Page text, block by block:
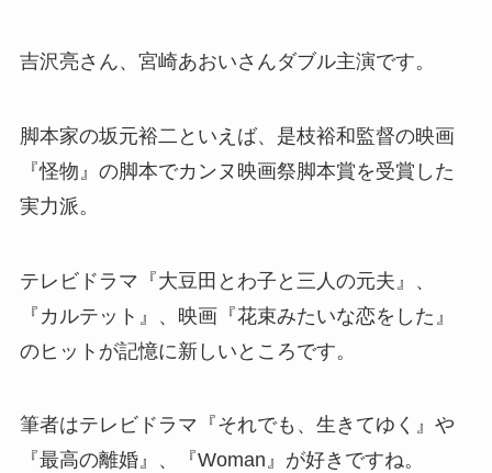
吉沢亮さん、宮崎あおいさんダブル主演です。
脚本家の坂元裕二といえば、是枝裕和監督の映画
『怪物』の脚本でカンヌ映画祭脚本賞を受賞した
実力派。
テレビドラマ『大豆田とわ子と三人の元夫』、
『カルテット』、映画『花束みたいな恋をした』
のヒットが記憶に新しいところです。
筆者はテレビドラマ『それでも、生きてゆく』や
『最高の離婚』、『Woman』が好きですね。